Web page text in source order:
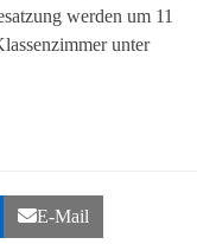
werden um 11
unter
E-Mail